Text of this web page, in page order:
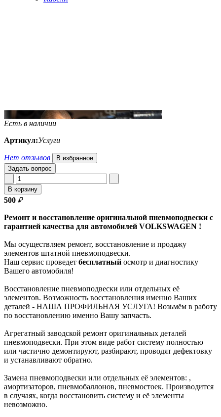
Есть в наличии
Артикул:Услуги
Нет отзывов
В избранное
Задать вопрос
В корзину
500 ₽
Ремонт и восстановление оригинальной пневмоподвески с
гарантией качества для автомобилей VOLKSWAGEN !
Мы осуществляем ремонт, восстановление и продажу
элементов штатной пневмоподвески.
Наш сервис проведет бесплатный осмотр и диагностику
Вашего автомобиля!
Восстановление пневмоподвески или отдельных её
элементов. Возможность восстановления именно Ваших
деталей - НАША ПРОФИЛЬНАЯ УСЛУГА! Возьмём в работу
по восстановлению именно Вашу запчасть.
Агрегатный заводской ремонт оригинальных деталей
пневмоподвески. При этом виде работ систему полностью
или частично демонтируют, разбирают, проводят дефектовку
и устанавливают обратно.
Замена пневмоподвески или отдельных её элементов: ,
амортизаторов, пневмобаллонов, пневмостоек. Производится
в случаях, когда восстановить систему и её элементы
невозможно.